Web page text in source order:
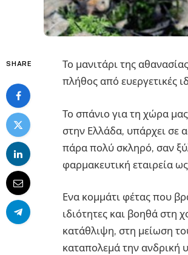
SHARE
Το μανιτάρι της
πλήθος από ευεργετικές
Το σπάνιο για τη χώρα
στην Ελλάδα, υπάρχει σε
πάρα πολύ σκληρό, σαν
φαρμακευτική εταιρεία
Ενα κομμάτι φέτας που
ιδιότητες και βοηθά στη
κατάθλιψη, στη μείωση
καταπολεμά την ανδρική